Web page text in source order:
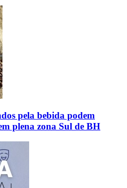
pela bebida podem
plena zona Sul de BH